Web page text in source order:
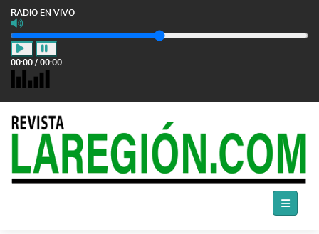
RADIO EN VIVO
00:00 / 00:00